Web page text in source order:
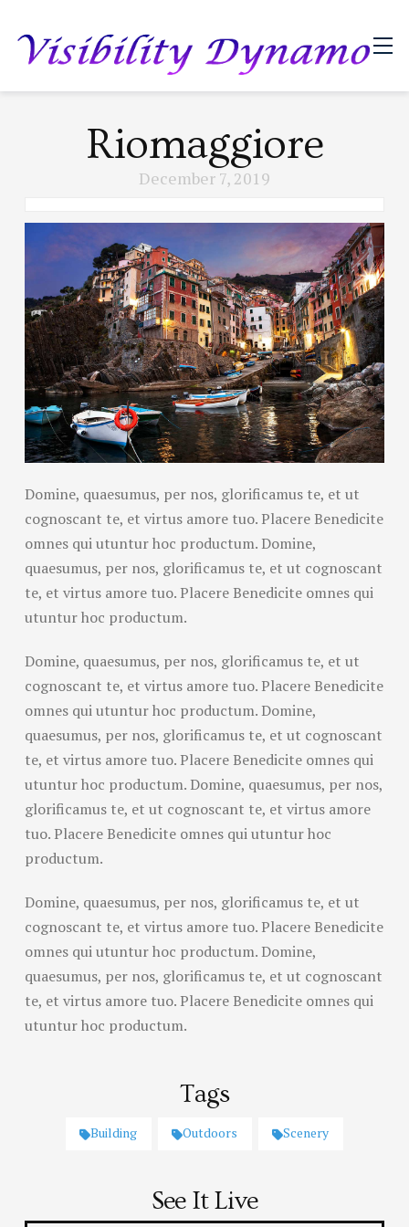
Riomaggiore
December 7, 2019
Domine, quaesumus, per nos, glorificamus te, et ut
cognoscant te, et virtus amore tuo. Placere Benedicite
omnes qui utuntur hoc productum. Domine,
quaesumus, per nos, glorificamus te, et ut cognoscant
te, et virtus amore tuo. Placere Benedicite omnes qui
utuntur hoc productum.
Domine, quaesumus, per nos, glorificamus te, et ut
cognoscant te, et virtus amore tuo. Placere Benedicite
omnes qui utuntur hoc productum. Domine,
quaesumus, per nos, glorificamus te, et ut cognoscant
te, et virtus amore tuo. Placere Benedicite omnes qui
utuntur hoc productum. Domine, quaesumus, per nos,
glorificamus te, et ut cognoscant te, et virtus amore
tuo. Placere Benedicite omnes qui utuntur hoc
productum.
Domine, quaesumus, per nos, glorificamus te, et ut
cognoscant te, et virtus amore tuo. Placere Benedicite
omnes qui utuntur hoc productum. Domine,
quaesumus, per nos, glorificamus te, et ut cognoscant
te, et virtus amore tuo. Placere Benedicite omnes qui
utuntur hoc productum.
Tags
Building Outdoors Scenery
See It Live